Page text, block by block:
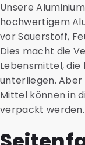
Unsere
hochwertigem
vor Sauerstoff,
Dies macht die
Lebensmittel,
unterliegen.
Mittel können in
verpackt werden.